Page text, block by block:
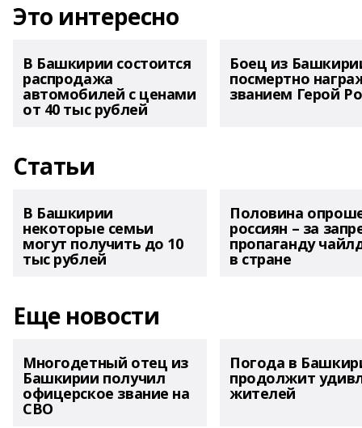
Это интересно
В Башкирии состоится
распродажа
автомобилей с ценами
от 40 тыс рублей
Боец из
посмертно
званием Герой
Статьи
В Башкирии
некоторые семьи
могут получить до 10
тыс рублей
Половина
россиян – за
пропаганду
в стране
Еще новости
Многодетный отец из
Башкирии получил
офицерское звание на
СВО
Погода в
продолжит
жителей